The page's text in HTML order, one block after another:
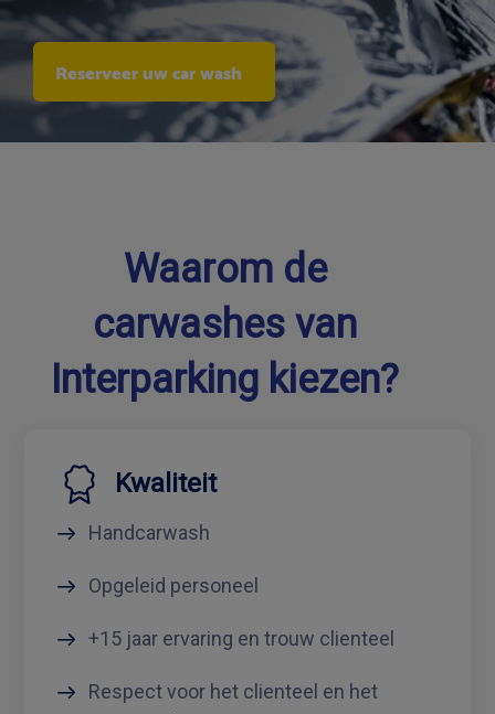
Reserveer uw car wash
Waarom de
carwashes van
Interparking kiezen?
Kwaliteit
Handcarwash
Opgeleid personeel
+15 jaar ervaring en trouw clienteel
Respect voor het clienteel en het